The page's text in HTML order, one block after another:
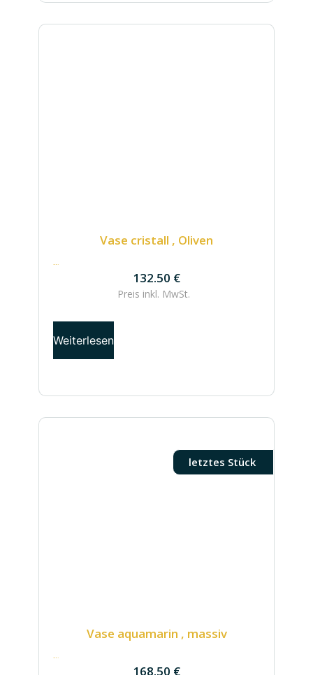
Vase cristall , Oliven
132.50 €
132.50 €
Preis inkl. MwSt.
Weiterlesen
letztes Stück
Vase aquamarin , massiv
168.50 €
168.50 €